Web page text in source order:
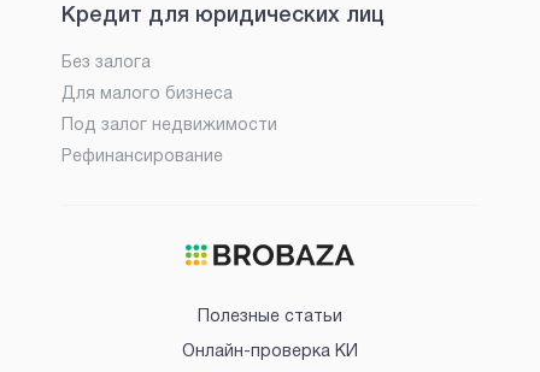
Кредит для юридических лиц
Без залога
Для малого бизнеса
Под залог недвижимости
Рефинансирование
Полезные статьи
Онлайн-проверка КИ